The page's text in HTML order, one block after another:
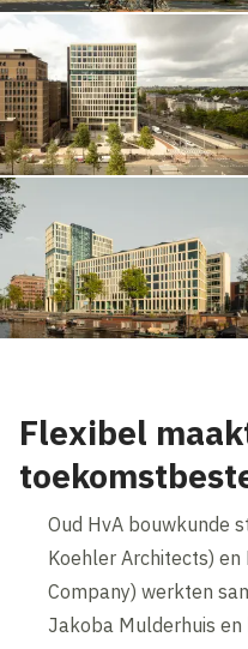
Flexibel
Oud HvA bouwkunde
Koehler Architects) en
Company) werkten
Jakoba Mulderhuis